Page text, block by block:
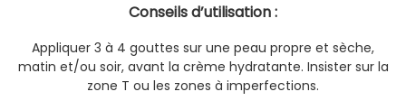
Conseils d’utilisation:
Appliquer 3 à 4 gouttes sur une peau propre et sèche,
matin et/ou soir, avant la crème hydratante. Insister sur la
zone T ou les zones à imperfections.